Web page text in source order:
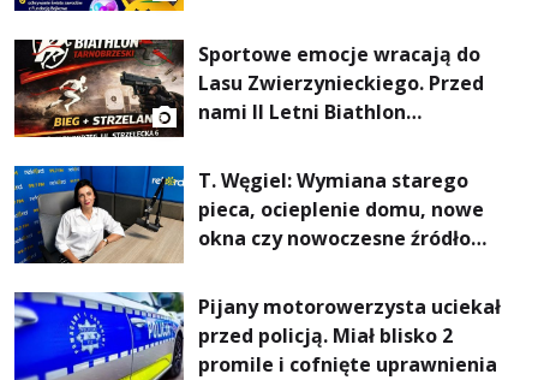
Sportowe emocje wracają do
Lasu Zwierzynieckiego. Przed
nami II Letni Biathlon
T. Węgiel: Wymiana starego
pieca, ocieplenie domu, nowe
okna czy nowoczesne źródło
rachunki za energię, lepszy
komfort życia i... czystsze
powietrze
Pijany motorowerzysta uciekał
przed policją. Miał blisko 2
promile i cofnięte uprawnienia